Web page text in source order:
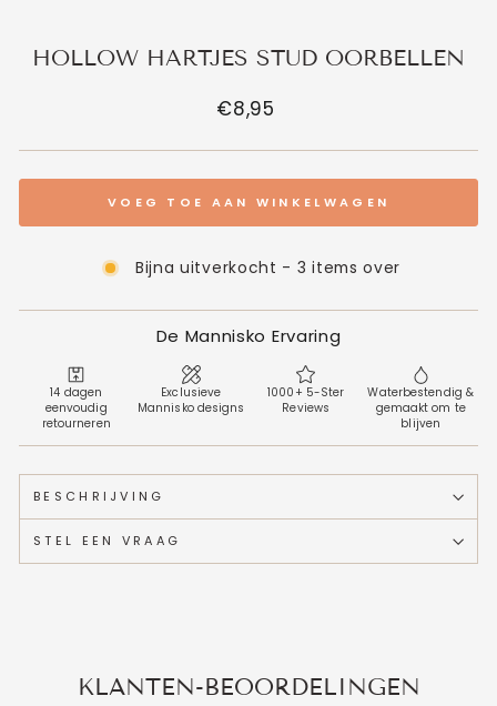
HOLLOW HARTJES STUD OORBELLEN
Normale
€8,95
VOEG TOE AAN WINKELWAGEN
Bijna uitverkocht - 3 items over
De Mannisko Ervaring
14 dagen
eenvoudig
retourneren
Exclusieve
Mannisko designs
1000+ 5-Ster
Reviews
Waterbestendig &
gemaakt om te
blijven
BESCHRIJVING
STEL EEN VRAAG
KLANTEN-BEOORDELINGEN